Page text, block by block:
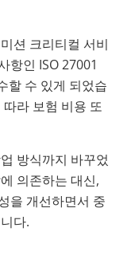
션 크리티컬 서비
항인 ISO 27001
할 수 있게 되었습
라 보험 비용 또
방식까지 바꾸었
의존하는 대신,
을 개선하면서 중
다.